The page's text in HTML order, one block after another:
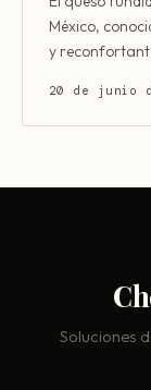
México,
y
20 de junio
Soluciones